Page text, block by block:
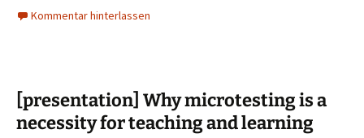
Kommentar hinterlassen
[presentation] Why microtesting is a
necessity for teaching and learning